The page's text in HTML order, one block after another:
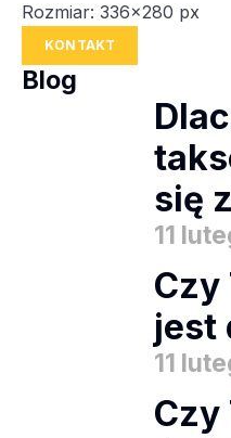
Rozmiar: 336x280 px
KONTAKT
Blog
się
11
Czy
jest
11
Czy